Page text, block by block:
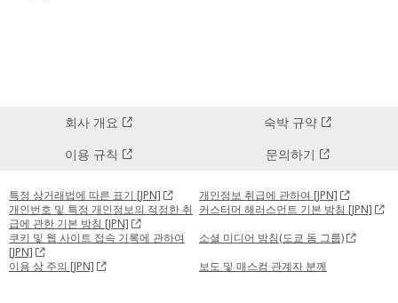
회사 개요
숙박 규약
이용 규칙
문의하기
특정 상거래법에 따른 표기 [JPN]
개인정보 취급에 관하여 [JPN]
개인번호 및 특정 개인정보의 적정한 취
급에 관한 기본 방침 [JPN]
커스터머 해러스먼트 기본 방침 [JPN]
쿠키 및 웹 사이트 접속 기록에 관하여
[JPN]
소셜 미디어 방침(도쿄 돔 그룹)
이용 상 주의 [JPN]
보도 및 매스컴 관계자 분께